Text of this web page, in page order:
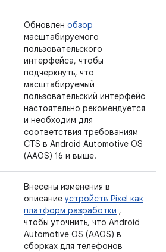
Обновлен обзор
масштабируемого
пользовательского
интерфейса, чтобы
подчеркнуть, что
масштабируемый
пользовательский интерфейс
настоятельно рекомендуется
и необходим для
соответствия требованиям
CTS в Android Automotive OS
(AAOS) 16 и выше.
Внесены изменения в
описаниеустройств Pixel как
платформ разработки ,
чтобы уточнить, что Android
Automotive OS (AAOS) в
сборках для телефонов